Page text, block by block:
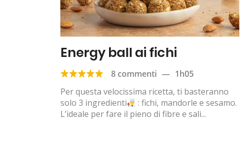
Energy ball ai fichi
8 commenti — 1h05
Per questa velocissima ricetta, ti basteranno
solo 3 ingredienti
: fichi, mandorle e sesamo.
L’ideale per fare il pieno di fibre e sali...